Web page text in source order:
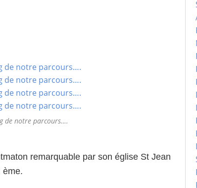
de notre parcours….
remarquable par son église St Jean
ème.